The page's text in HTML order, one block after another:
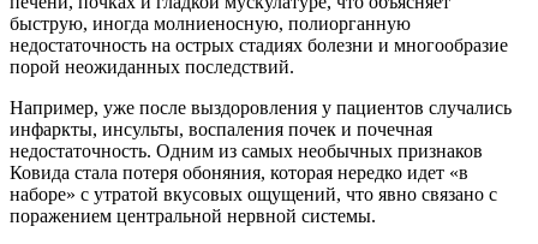
быструю, иногда молниеносную, полиорганную
недостаточность на острых стадиях болезни и многообразие
порой неожиданных последствий.
Например, уже после выздоровления у пациентов случались
инфаркты, инсульты, воспаления почек и почечная
недостаточность. Одним из самых необычных признаков
Ковида стала потеря обоняния, которая нередко идет «в
наборе» с утратой вкусовых ощущений, что явно связано с
поражением центральной нервной системы.